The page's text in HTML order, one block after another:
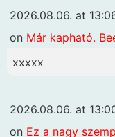
2026.08.06. at
on Már kapható.
xxxxx
2026.08.06. at
on Ez a nagy